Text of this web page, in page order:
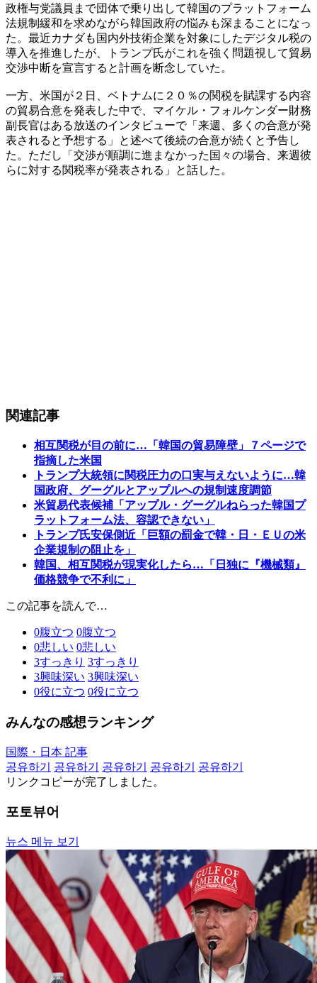
政権与党議員まで団体で乗り出して韓国のプラットフォーム
法規制緩和を求めながら韓国政府の悩みも深まることになっ
た。最近カナダも国内外技術企業を対象にしたデジタル税の
導入を推進したが、トランプ氏がこれを強く問題視して貿易
交渉中断を宣言すると計画を断念していた。
一方、米国が２日、ベトナムに２０％の関税を賦課する内容
の貿易合意を発表した中で、マイケル・フォルケンダー財務
副長官はある放送のインタビューで「来週、多くの合意が発
表されると予想する」と述べて後続の合意が続くと予告し
た。ただし「交渉が順調に進まなかった国々の場合、来週彼
らに対する関税率が発表される」と話した。
関連記事
相互関税が目の前に…「韓国の貿易障壁」７ページで
指摘した米国
トランプ大統領に関税圧力の口実与えないように…韓
国政府、グーグルとアップルへの規制速度調節
米貿易代表候補「アップル・グーグルねらった韓国プ
ラットフォーム法、容認できない」
トランプ氏安保側近「巨額の罰金で韓・日・ＥＵの米
企業規制の阻止を」
韓国、相互関税が現実化したら…「日独に『機械類』
価格競争で不利に」
この記事を読んで…
0腹立つ 0腹立つ
0悲しい 0悲しい
3すっきり 3すっきり
3興味深い 3興味深い
0役に立つ 0役に立つ
みんなの感想ランキング
国際・日本 記事
공유하기
공유하기 공유하기 공유하기
공유하기
リンクコピーが完了しました。
포토뷰어
뉴스 메뉴 보기